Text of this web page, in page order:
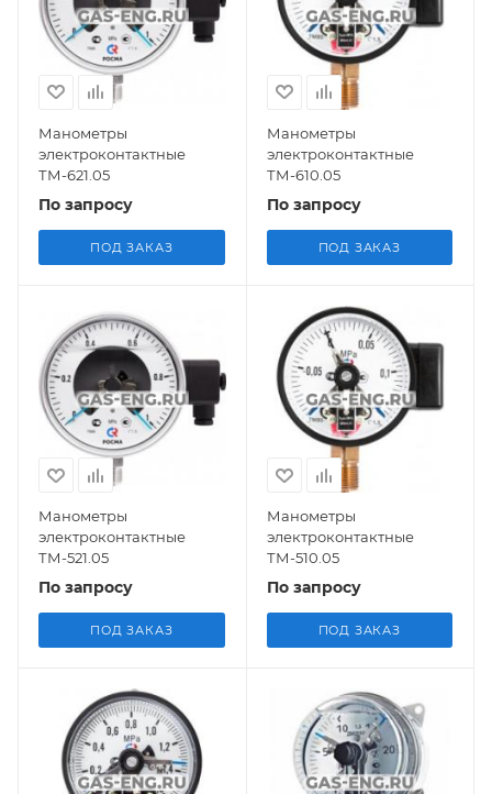
Манометры
электроконтактные
ТМ-621.05
По запросу
ПОД ЗАКАЗ
Манометры
электроконтактные
ТМ-610.05
По запросу
ПОД ЗАКАЗ
Манометры
электроконтактные
ТМ-521.05
По запросу
ПОД ЗАКАЗ
Манометры
электроконтактные
ТМ-510.05
По запросу
ПОД ЗАКАЗ